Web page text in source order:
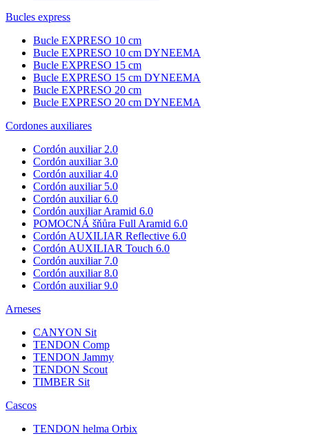
Bucles express
Bucle EXPRESO 10 cm
Bucle EXPRESO 10 cm DYNEEMA
Bucle EXPRESO 15 cm
Bucle EXPRESO 15 cm DYNEEMA
Bucle EXPRESO 20 cm
Bucle EXPRESO 20 cm DYNEEMA
Cordones auxiliares
Cordón auxiliar 2.0
Cordón auxiliar 3.0
Cordón auxiliar 4.0
Cordón auxiliar 5.0
Cordón auxiliar 6.0
Cordón auxiliar Aramid 6.0
POMOCNÁ šňůra Full Aramid 6.0
Cordón AUXILIAR Reflective 6.0
Cordón AUXILIAR Touch 6.0
Cordón auxiliar 7.0
Cordón auxiliar 8.0
Cordón auxiliar 9.0
Arneses
CANYON Sit
TENDON Comp
TENDON Jammy
TENDON Scout
TIMBER Sit
Cascos
TENDON helma Orbix